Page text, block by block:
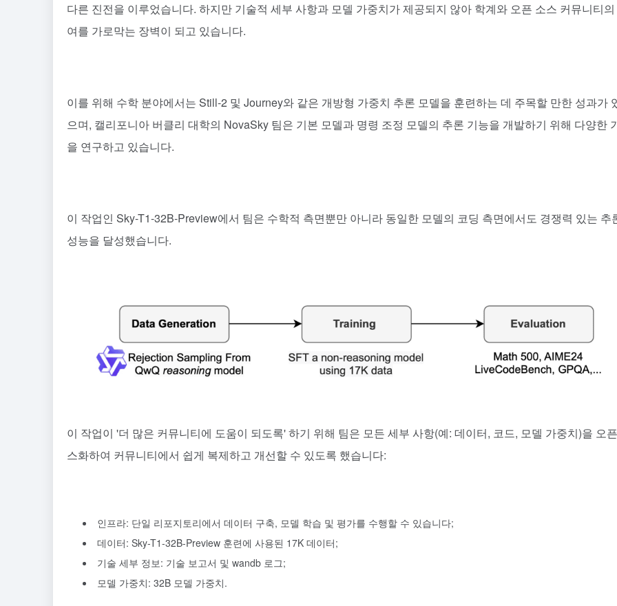
다른 진전을 이루었습니다. 하지만 기술적 세부 사항과 모델 가중치가 제공되지 않아 학계와 오픈 소스 커뮤니티
여를 가로막는 장벽이 되고 있습니다.
이를 위해 수학 분야에서는 Still-2 및 Journey와 같은 개방형 가중치 추론 모델을 훈련하는 데 주목할 만한 성과가
으며, 캘리포니아 버클리 대학의 NovaSky 팀은 기본 모델과 명령 조정 모델의 추론 기능을 개발하기 위해 다양한
을 연구하고 있습니다.
이 작업인 Sky-T1-32B-Preview에서 팀은 수학적 측면뿐만 아니라 동일한 모델의 코딩 측면에서도 경쟁력 있는 추
성능을 달성했습니다.
이 작업이 '더 많은 커뮤니티에 도움이 되도록' 하기 위해 팀은 모든 세부 사항(예: 데이터, 코드, 모델 가중치)을 오
스화하여 커뮤니티에서 쉽게 복제하고 개선할 수 있도록 했습니다:
인프라: 단일 리포지토리에서 데이터 구축, 모델 학습 및 평가를 수행할 수 있습니다;
데이터: Sky-T1-32B-Preview 훈련에 사용된 17K 데이터;
기술 세부 정보: 기술 보고서 및 wandb 로그;
모델 가중치: 32B 모델 가중치.